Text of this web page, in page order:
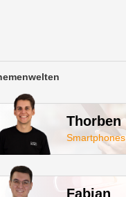
Thorben
Smartphones
Fabian